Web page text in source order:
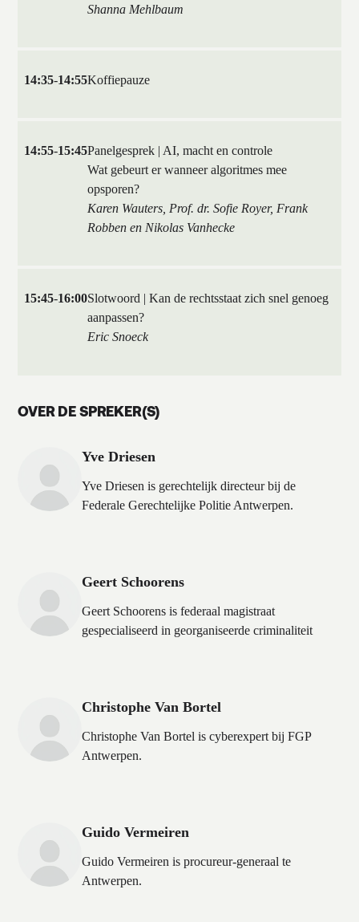
Shanna Mehlbaum
14:35-14:55Koffiepauze
14:55-15:45Panelgesprek | AI, macht en controle
Wat gebeurt er wanneer algoritmes mee
opsporen?
Karen Wauters, Prof. dr. Sofie Royer, Frank
Robben en Nikolas Vanhecke
15:45-16:00Slotwoord | Kan de rechtsstaat zich snel genoeg
aanpassen?
Eric Snoeck
OVER DE SPREKER(S)
Yve Driesen
Yve Driesen is gerechtelijk directeur bij de
Federale Gerechtelijke Politie Antwerpen.
Geert Schoorens
Geert Schoorens is federaal magistraat
gespecialiseerd in georganiseerde criminaliteit
Christophe Van Bortel
Christophe Van Bortel is cyberexpert bij FGP
Antwerpen.
Guido Vermeiren
Guido Vermeiren is procureur-generaal te
Antwerpen.